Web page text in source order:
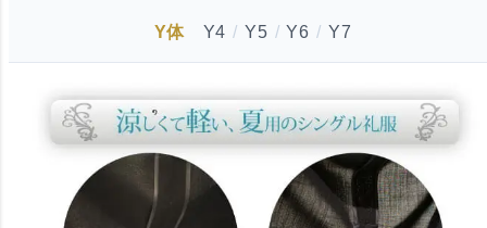
Y体 Y4 / Y5 / Y6 / Y7